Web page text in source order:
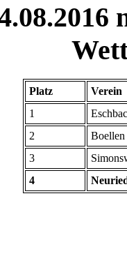
Platz
Verein
1
2
Boellen
3
4